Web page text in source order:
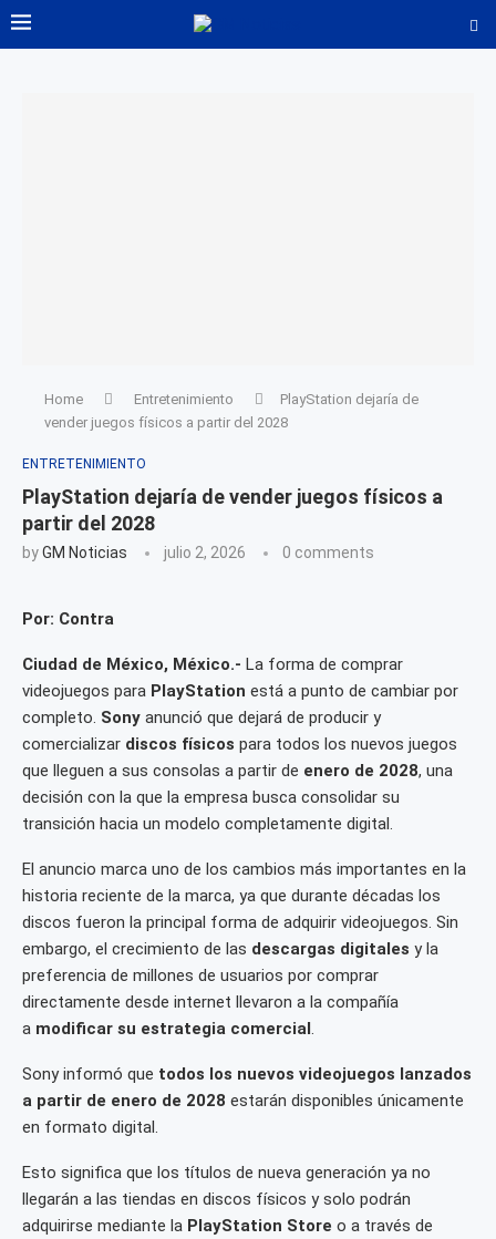
Home Entretenimiento
PlayStation dejaría de
vender juegos físicos a partir del 2028
ENTRETENIMIENTO
PlayStation dejaría de vender juegos físicos a
partir del 2028
byGM Noticias julio 2, 2026 0 comments
Por: Contra
Ciudad de México, México.- La forma de comprar
videojuegos para PlayStation está a punto de cambiar por
completo. Sony anunció que dejará de producir y
comercializar discos físicos para todos los nuevos juegos
que lleguen a sus consolas a partir de enero de 2028, una
decisión con la que la empresa busca consolidar su
transición hacia un modelo completamente digital.
El anuncio marca uno de los cambios más importantes en la
historia reciente de la marca, ya que durante décadas los
discos fueron la principal forma de adquirir videojuegos. Sin
embargo, el crecimiento de las descargas digitales y la
preferencia de millones de usuarios por comprar
directamente desde internet llevaron a la compañía
a modificar su estrategia comercial.
Sony informó que todos los nuevos videojuegos lanzados
a partir de enero de 2028 estarán disponibles únicamente
en formato digital.
Esto significa que los títulos de nueva generación ya no
llegarán a las tiendas en discos físicos y solo podrán
adquirirse mediante la PlayStation Store o a través de